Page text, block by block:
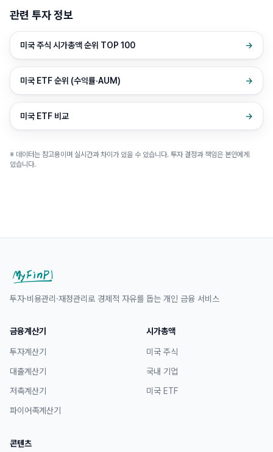
관련 투자 정보
미국 주식 시가총액 순위 TOP 100 →
미국 ETF 순위 (수익률·AUM) →
미국 ETF 비교 →
※ 데이터는 참고용이며 실시간과 차이가 있을 수 있습니다. 투자 결정과 책임은 본인에게
있습니다.
투자·비용관리·재정관리로 경제적 자유를 돕는 개인 금융 서비스
금융계산기
투자계산기
대출계산기
저축계산기
파이어족계산기
시가총액
미국 주식
국내 기업
미국 ETF
콘텐츠